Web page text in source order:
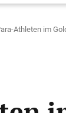
Athleten im